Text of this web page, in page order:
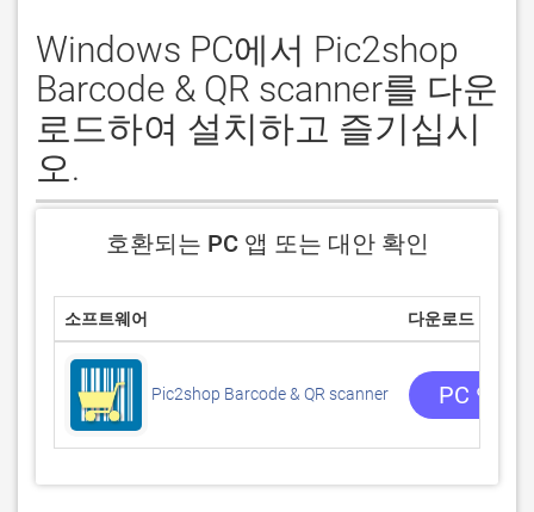
Windows PC에서 Pic2shop
Barcode & QR scanner를 다운
로드하여 설치하고 즐기십시
오.
호환되는 PC 앱 또는 대안 확인
소프트웨어 다운로드
Pic2shop Barcode & QR scanner PC 앱